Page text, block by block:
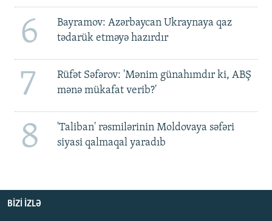
6
Bayramov: Azərbaycan Ukraynaya qaz
tədarük etməyə hazırdır
7
Rüfət Səfərov: 'Mənim günahımdır ki, ABŞ
mənə mükafat verib?'
8
'Taliban' rəsmilərinin Moldovaya səfəri
siyasi qalmaqal yaradıb
BIZI IZLƏ